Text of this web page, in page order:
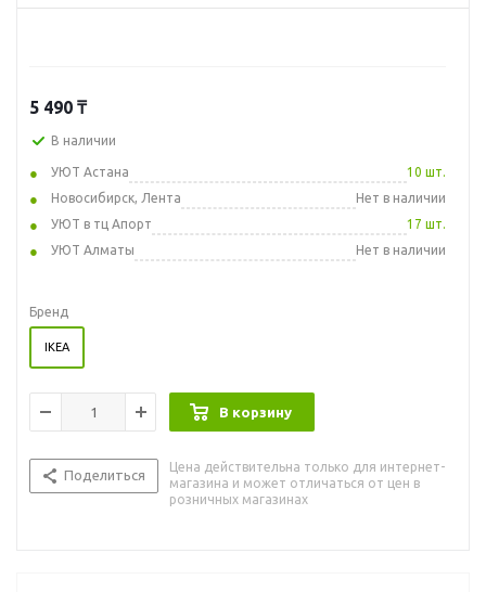
5 490 ₸
В наличии
УЮТ Астана
10 шт.
Новосибирск, Лента
Нет в наличии
УЮТ в тц Апорт
17 шт.
УЮТ Алматы
Нет в наличии
Бренд
IKEA
В корзину
Поделиться
Цена действительна только для интернет-
магазина и может отличаться от цен в
розничных магазинах